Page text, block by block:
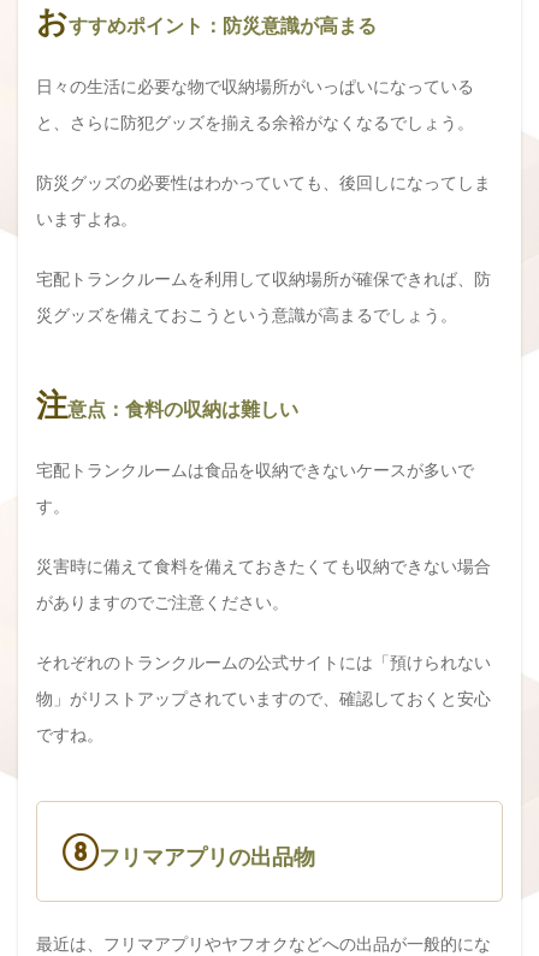
おすすめポイント：防災意識が高まる
日々の生活に必要な物で収納場所がいっぱいになっている
と、さらに防犯グッズを揃える余裕がなくなるでしょう。
防災グッズの必要性はわかっていても、後回しになってしま
いますよね。
宅配トランクルームを利用して収納場所が確保できれば、防
災グッズを備えておこうという意識が高まるでしょう。
注意点：食料の収納は難しい
宅配トランクルームは食品を収納できないケースが多いで
す。
災害時に備えて食料を備えておきたくても収納できない場合
がありますのでご注意ください。
それぞれのトランクルームの公式サイトには「預けられない
物」がリストアップされていますので、確認しておくと安心
ですね。
⑧フリマアプリの出品物
最近は、フリマアプリやヤフオクなどへの出品が一般的にな